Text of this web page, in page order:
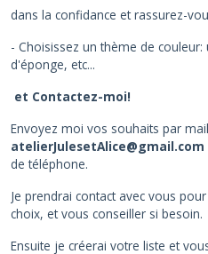
dans la confidance et rassurez-
- Choisissez un thème de
d'éponge, etc...
et Contactez-moi!
Envoyez moi vos souhaits par
atelierJulesetAlice@gmail.com
de téléphone.
Je prendrai contact avec vous
choix, et vous conseiller si besoin.
Ensuite je créerai votre liste et